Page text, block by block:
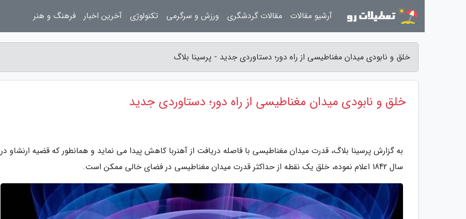
خلق و نابودی میدان مغناطیسی از راه دور؛ دستاوردی جدید - پرسینا بلاگ
خلق و نابودی میدان مغناطیسی از راه دور؛ دستاوردی جدید
به گزارش پرسینا بلاگ، قدرت میدان مغناطیسی با فاصله دریافت از آهنربا کاهش پیدا می نماید و همانطور که قضیه ارنشاو در
سال 1842 اعلام نموده، خلق یک نقطه از حداکثر قدرت میدان مغناطیسی در فضای خالی ممکن است.
آرشیو مقالات مقالات گردشگری ورزش و سرگرمی تکنولوژی آخرین اخبار فرهنگ و هنر